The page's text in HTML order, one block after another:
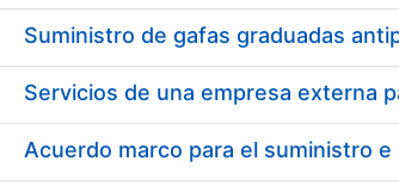
Show/Hide
Acuerdo marco para el suministro